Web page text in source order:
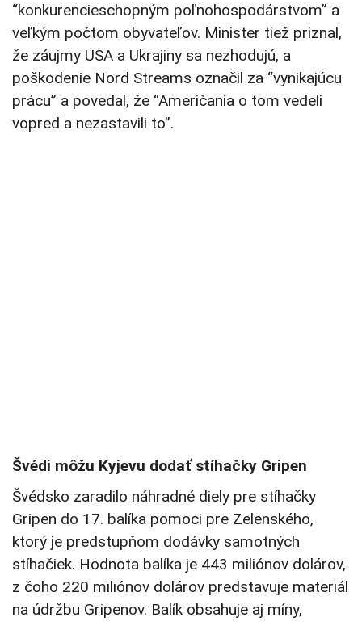
“konkurencieschopným poľnohospodárstvom” a
veľkým počtom obyvateľov. Minister tiež priznal,
že záujmy USA a Ukrajiny sa nezhodujú, a
poškodenie Nord Streams označil za “vynikajúcu
prácu” a povedal, že “Američania o tom vedeli
vopred a nezastavili to”.
Švédi môžu Kyjevu dodať stíhačky Gripen
Švédsko zaradilo náhradné diely pre stíhačky
Gripen do 17. balíka pomoci pre Zelenského,
ktorý je predstupňom dodávky samotných
stíhačiek. Hodnota balíka je 443 miliónov dolárov,
z čoho 220 miliónov dolárov predstavuje materiál
na údržbu Gripenov. Balík obsahuje aj míny,